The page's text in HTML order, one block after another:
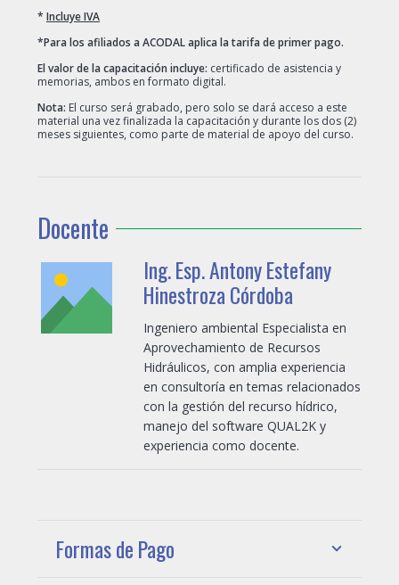
* Incluye IVA
*Para los afiliados a ACODAL aplica la tarifa de primer pago.
El valor de la capacitación incluye: certificado de asistencia y
memorias, ambos en formato digital.
Nota: El curso será grabado, pero solo se dará acceso a este
material una vez finalizada la capacitación y durante los dos (2)
meses siguientes, como parte de material de apoyo del curso.
Docente
Ing. Esp. Antony Estefany
Hinestroza Córdoba
Ingeniero ambiental Especialista en
Aprovechamiento de Recursos
Hidráulicos, con amplia experiencia
en consultoría en temas relacionados
con la gestión del recurso hídrico,
manejo del software QUAL2K y
experiencia como docente.
Formas de Pago